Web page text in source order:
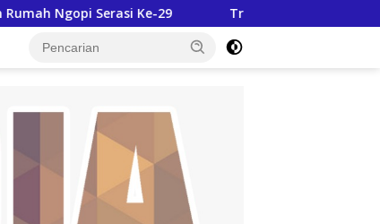
29 Truk Bermuatan Sawit Kecelakaan di Jalur